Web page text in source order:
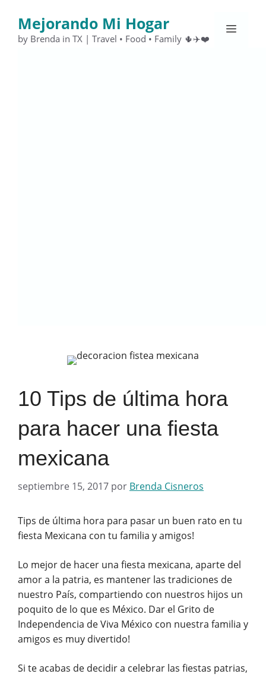
contenido
Mejorando Mi Hogar
by Brenda in TX | Travel • Food • Family 🌵✈️❤️
Menú
10 Tips de última hora
para hacer una fiesta
mexicana
septiembre 15, 2017 por Brenda Cisneros
Tips de última hora para pasar un buen rato en tu
fiesta Mexicana con tu familia y amigos!
Lo mejor de hacer una fiesta mexicana, aparte del
amor a la patria, es mantener las tradiciones de
nuestro País, compartiendo con nuestros hijos un
poquito de lo que es México. Dar el Grito de
Independencia de Viva México con nuestra familia y
amigos es muy divertido!
Si te acabas de decidir a celebrar las fiestas patrias,